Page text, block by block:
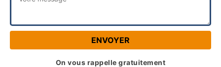
On vous rappelle gratuitement